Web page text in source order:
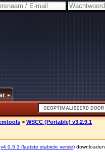
> WSCC (Portable) v3.2.9.1
v4.0.5.3 (laatste stabiele versie) downloaden.